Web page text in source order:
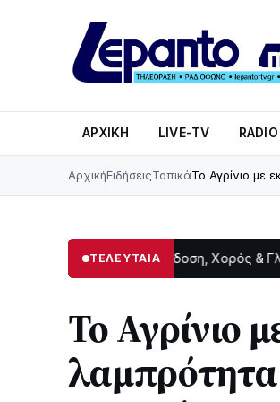
ΑΡΧΙΚΉ LIVE-TV
ΑρχικήΕιδήσειςΤοπικάΤο Αγρίνιο με
ΤΕΛΕΥΤΑΙΑ
Παράδοση, Χορός & Γλέντι!08:41
Το Αγρίνιο
λαμπρότητα